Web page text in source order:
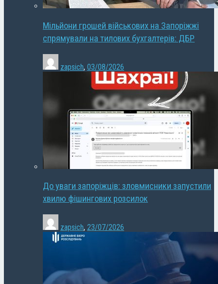
Мільйони грошей військових на Запоріжжі
спрямували на тилових бухгалтерів: ДБР
zapsich, 03/08/2026
До уваги запоріжців: зловмисники запустили
хвилю фішингових розсилок
zapsich, 23/07/2026